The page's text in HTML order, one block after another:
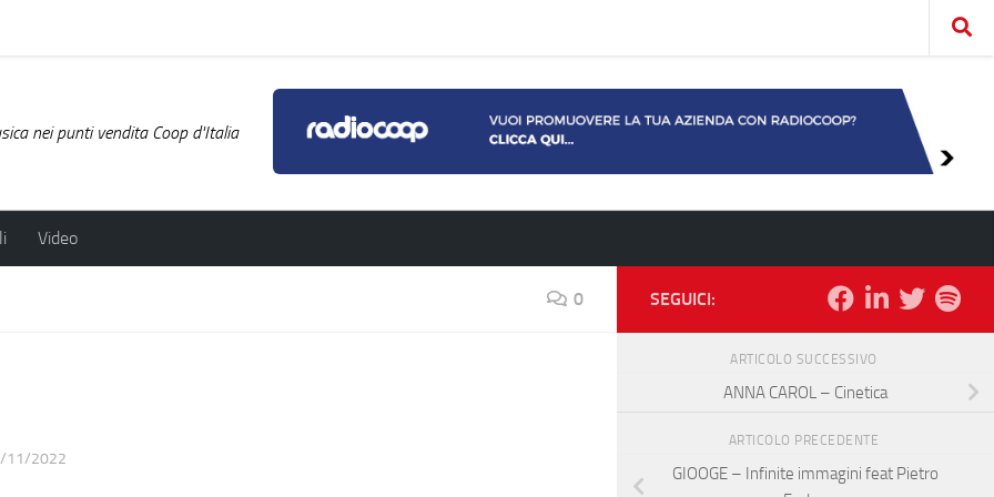
nei punti vendita Coop d'Italia
Video
0
11/2022
SEGUICI:
ARTICOLO SUCCESSIVO
ANNA CAROL – Cinetica
ARTICOLO PRECEDENTE
GIOOGE – Infinite immagini feat Pietro